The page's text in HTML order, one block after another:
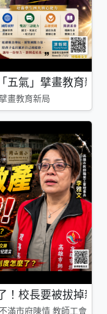
氣」擘畫教育新局
畫教育新局
！校長要被拔掉親
滿市府陳情 教師工會槓